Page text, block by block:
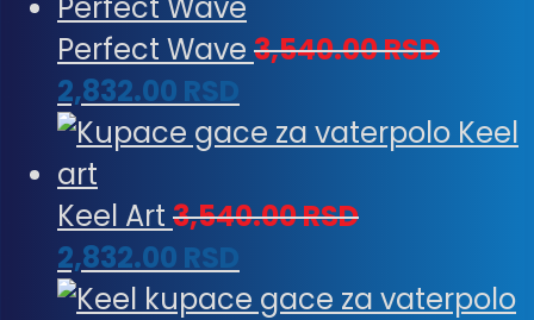
Perfect Wave 3,540.00RSD
2,832.00 RSD
Keel Art 3,540.00RSD
2,832.00 RSD